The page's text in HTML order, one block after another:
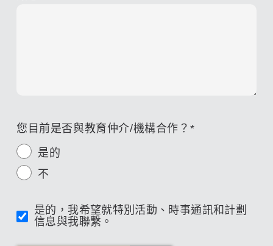
您目前是否與教育仲介/機構合作？ *
是的
不
是的，我希望就特別活動、時事通訊和計劃
信息與我聯繫。